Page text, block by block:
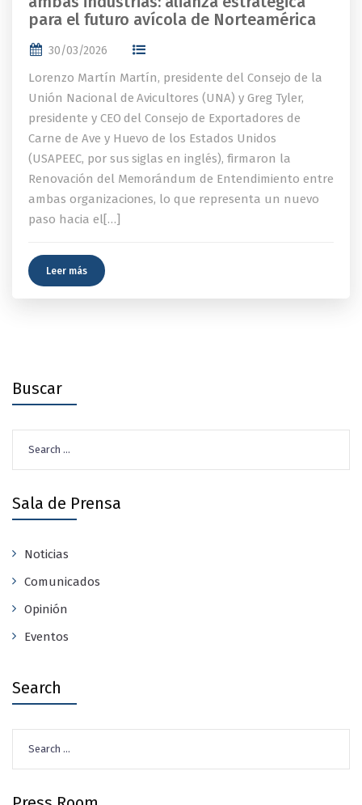
para el futuro avícola de Norteamérica
30/03/2026
Lorenzo Martín Martín, presidente del Consejo de la
Unión Nacional de Avicultores (UNA) y Greg Tyler,
presidente y CEO del Consejo de Exportadores de
Carne de Ave y Huevo de los Estados Unidos
(USAPEEC, por sus siglas en inglés), firmaron la
Renovación del Memorándum de Entendimiento entre
ambas organizaciones, lo que representa un nuevo
paso hacia el[…]
Leer más
Buscar
for:
Sala de Prensa
Noticias
Comunicados
Opinión
Eventos
Search
for: